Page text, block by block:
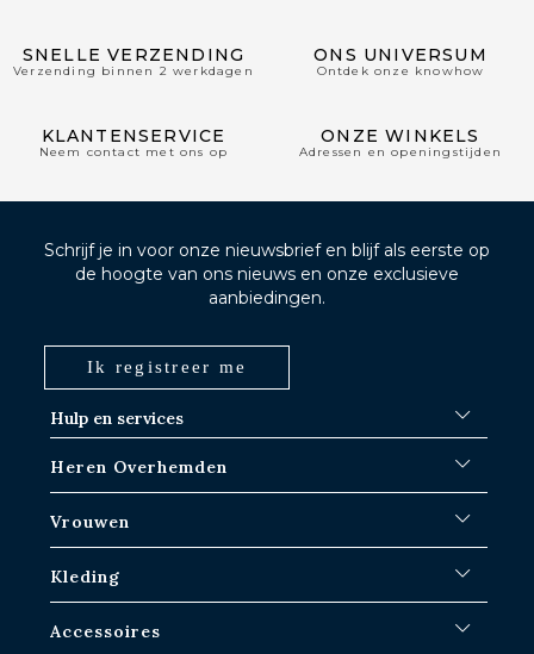
SNELLE VERZENDING
Verzending binnen 2 werkdagen
ONS UNIVERSUM
Ontdek onze knowhow
KLANTENSERVICE
Neem contact met ons op
ONZE WINKELS
Adressen en openingstijden
Hulp en services
Verzendprocedures
Ruilen in Parijs-IDF winkels
Heren Overhemden
Blauwe overhemden
Geruite overhemden
Korte Mouwen Overhemden
Vrouwen
Witte overhemden
Oversized Vrouwen Overhemden
Kleding
Truien & Sweat
Accessoires
Schrijf je in voor onze nieuwsbrief en blijf als eerste op
de hoogte van ons nieuws en onze exclusieve
aanbiedingen.
Ik registreer me